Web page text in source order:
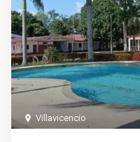
Villavicencio